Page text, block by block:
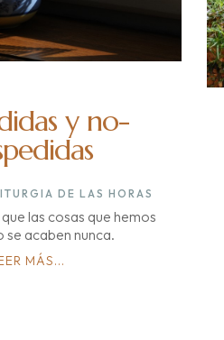
y no-
DE LAS HORAS
las cosas que hemos
se acaben nunca.
MÁS...